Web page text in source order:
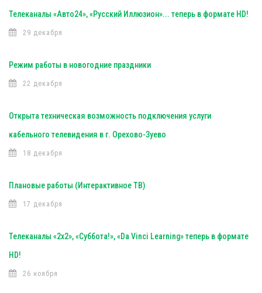
Телеканалы «Авто24», «Русский Иллюзион»... теперь в формате HD!
29 декабря
Режим работы в новогодние праздники
22 декабря
Открыта техническая возможность подключения услуги
кабельного телевидения в г. Орехово-Зуево
18 декабря
Плановые работы (Интерактивное ТВ)
17 декабря
Телеканалы «2х2», «Суббота!», «Da Vinci Learning» теперь в формате
HD!
26 ноября